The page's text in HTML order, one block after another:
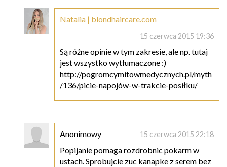
Natalia | blondhaircare.com
15 czerwca 2015 19:36
Są różne opinie w tym zakresie, ale np. tutaj
jest wszystko wytłumaczone :)
http://pogromcymitowmedycznych.pl/myth
/136/picie-napojów-w-trakcie-posiłku/
Anonimowy 15 czerwca 2015 22:18
Popijanie pomaga rozdrobnic pokarm w
ustach. Sprobujcie zuc kanapke z serem bez